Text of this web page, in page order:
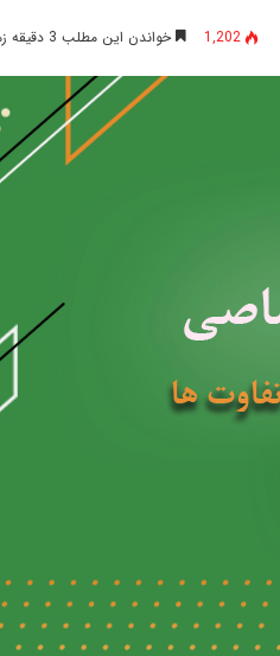
1,202 خواندن این مطلب 3 دقیقه زمان میبرد